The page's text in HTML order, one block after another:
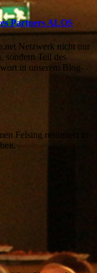
Partners ALOS
Netzwerk nicht nur
sondern Teil des
in unserem Blog-
Felsing resümiert in